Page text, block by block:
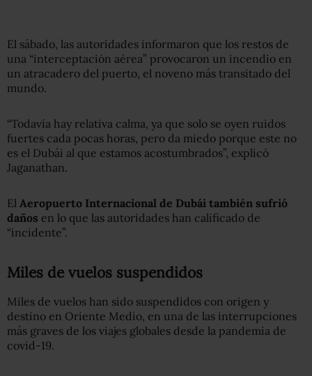
El sábado, las autoridades informaron que los restos de
una “interceptación aérea” provocaron un incendio en
un atracadero del puerto, el noveno más transitado del
mundo.
“Todavía hay relativa calma, ya que solo se oyen ruidos
fuertes cada pocas horas, pero da miedo porque este no
es el Dubái al que estamos acostumbrados”, explicó
Jaganathan.
El Aeropuerto Internacional de Dubái también sufrió
daños en lo que las autoridades han calificado de
“incidente”.
Miles de vuelos suspendidos
Miles de vuelos han sido suspendidos con origen y
destino en Oriente Medio, en una de las interrupciones
más graves de los viajes globales desde la pandemia de
covid-19.